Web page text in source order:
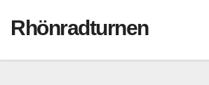
Rhönradturnen